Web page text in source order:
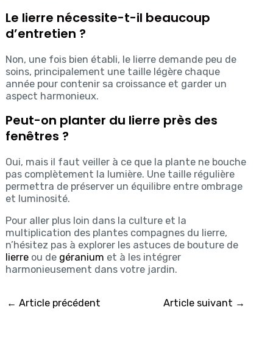
Le lierre nécessite-t-il beaucoup
d’entretien ?
Non, une fois bien établi, le lierre demande peu de
soins, principalement une taille légère chaque
année pour contenir sa croissance et garder un
aspect harmonieux.
Peut-on planter du lierre près des
fenêtres ?
Oui, mais il faut veiller à ce que la plante ne bouche
pas complètement la lumière. Une taille régulière
permettra de préserver un équilibre entre ombrage
et luminosité.
Pour aller plus loin dans la culture et la
multiplication des plantes compagnes du lierre,
n’hésitez pas à explorer les astuces de bouture de
lierreou de géranium et à les intégrer
harmonieusement dans votre jardin.
← Article précédent Article suivant →